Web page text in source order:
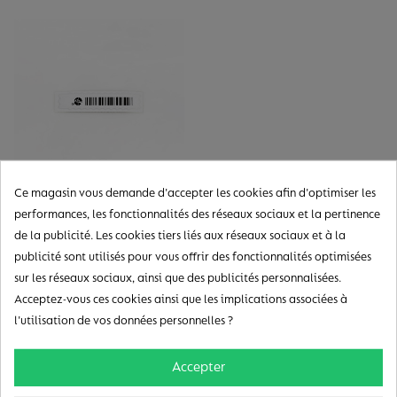
DR Label AM Sensormatic...
175,00 €HT
Ce magasin vous demande d'accepter les cookies afin d'optimiser les
performances, les fonctionnalités des réseaux sociaux et la pertinence
de la publicité. Les cookies tiers liés aux réseaux sociaux et à la
publicité sont utilisés pour vous offrir des fonctionnalités optimisées
sur les réseaux sociaux, ainsi que des publicités personnalisées.
Acceptez-vous ces cookies ainsi que les implications associées à
l'utilisation de vos données personnelles ?
Accepter